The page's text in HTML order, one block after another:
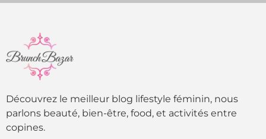
Découvrez le meilleur blog lifestyle féminin, nous
parlons beauté, bien-être, food, et activités entre
copines.